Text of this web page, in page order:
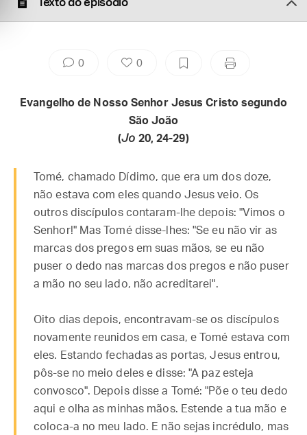
Texto do episódio
0 0
Evangelho de Nosso Senhor Jesus Cristo segundo
São João
(Jo 20, 24-29)
Tomé, chamado Dídimo, que era um dos doze,
não estava com eles quando Jesus veio. Os
outros discípulos contaram-lhe depois: "Vimos o
Senhor!" Mas Tomé disse-lhes: "Se eu não vir as
marcas dos pregos em suas mãos, se eu não
puser o dedo nas marcas dos pregos e não puser
a mão no seu lado, não acreditarei".
Oito dias depois, encontravam-se os discípulos
novamente reunidos em casa, e Tomé estava com
eles. Estando fechadas as portas, Jesus entrou,
pôs-se no meio deles e disse: "A paz esteja
convosco". Depois disse a Tomé: "Põe o teu dedo
aqui e olha as minhas mãos. Estende a tua mão e
coloca-a no meu lado. E não sejas incrédulo, mas